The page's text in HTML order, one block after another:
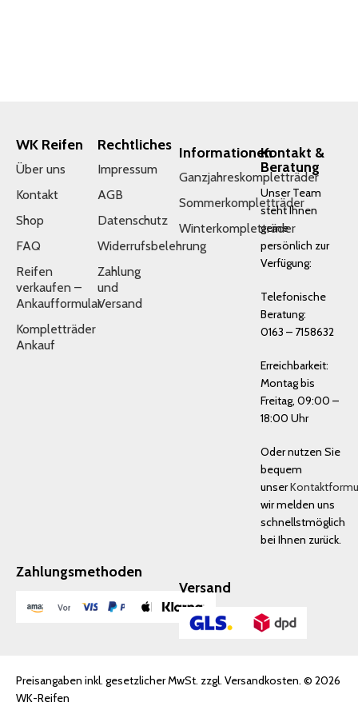
WK Reifen
Über uns
Kontakt
Shop
FAQ
Reifen
verkaufen –
Ankaufformular
Kompletträder
Ankauf
Rechtliches
Impressum
AGB
Datenschutz
Widerrufsbelehrung
Zahlung
und
Versand
Informationen
Ganzjahreskompletträder
Sommerkompletträder
Winterkompletträder
Kontakt &
Beratung
Unser Team
steht Ihnen
gerne
persönlich zur
Verfügung:
Telefonische
Beratung:
0163 – 7158632
Erreichbarkeit:
Montag bis
Freitag, 09:00 –
18:00 Uhr
Oder nutzen Sie
bequem
unser
wir melden uns
schnellstmöglich
bei Ihnen zurück.
Zahlungsmethoden
Versand
Preisangaben inkl. gesetzlicher MwSt. zzgl. Versandkosten. © 2026
WK-Reifen